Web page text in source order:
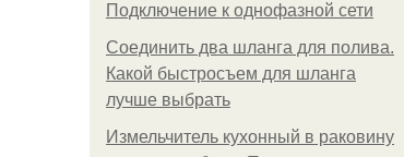
Подключение к однофазной сети
Соединить два шланга для полива.
Какой быстросъем для шланга
лучше выбрать
Измельчитель кухонный в раковину